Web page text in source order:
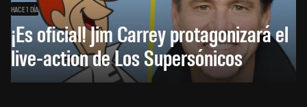
HACE 1 DÍA
¡Es oficial! Jim Carrey protagonizará el
live-action de Los Supersónicos